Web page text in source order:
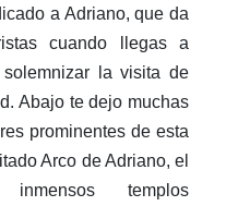
a Adriano, que da
cuando llegas a
la visita de
Abajo te dejo muchas
prominentes de esta
Arco de Adriano, el
inmensos templos